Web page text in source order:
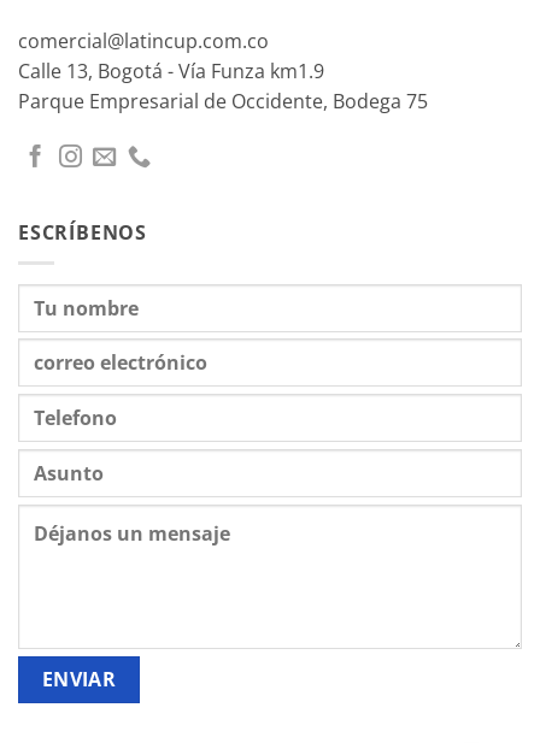
comercial@latincup.com.co
Calle 13, Bogotá - Vía Funza km1.9
Parque Empresarial de Occidente, Bodega 75
ESCRÍBENOS